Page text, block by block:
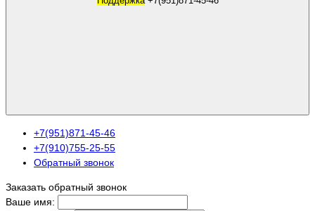
+7(951)871-45-46
+7(910)755-25-55
Обратный звонок
Заказать обратный звонок
Ваше имя: